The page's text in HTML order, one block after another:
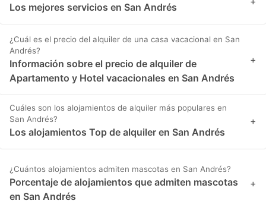
Los mejores servicios en San Andrés
¿Cuál es el precio del alquiler de una casa vacacional en San
Andrés?
Información sobre el precio de alquiler de
Apartamento y Hotel vacacionales en San Andrés
+
Cuáles son los alojamientos de alquiler más populares en
San Andrés?
Los alojamientos Top de alquiler en San Andrés
+
¿Cuántos alojamientos admiten mascotas en San Andrés?
Porcentaje de alojamientos que admiten mascotas
en San Andrés
+